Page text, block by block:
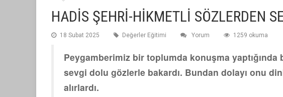
HADİS ŞEHRİ-HİKMETLİ SÖZLERDEN
18 Subat 2025 Değerler Eğitimi Yorum 1259 okuma
Peygamberimiz bir toplumda konuşma yaptığında
sevgi dolu gözlerle bakardı. Bundan dolayı onu
alırlardı.